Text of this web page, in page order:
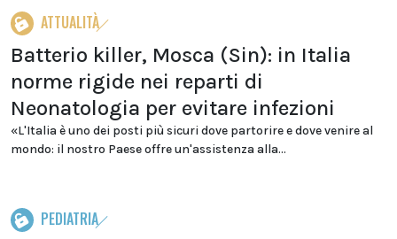
ATTUALITÀ
Batterio killer, Mosca (Sin): in Italia
norme rigide nei reparti di
Neonatologia per evitare infezioni
«L'Italia è uno dei posti più sicuri dove partorire e dove venire al
mondo: il nostro Paese offre un'assistenza alla...
PEDIATRIA